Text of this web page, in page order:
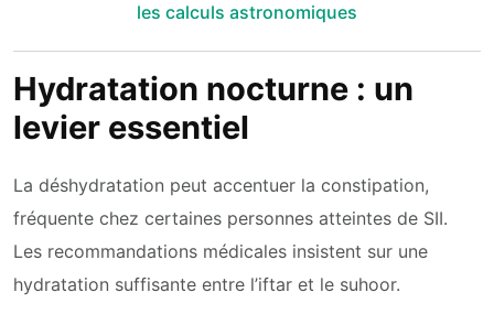
les calculs astronomiques
Hydratation nocturne : un
levier essentiel
La déshydratation peut accentuer la constipation,
fréquente chez certaines personnes atteintes de SII.
Les recommandations médicales insistent sur une
hydratation suffisante entre l’iftar et le suhoor.